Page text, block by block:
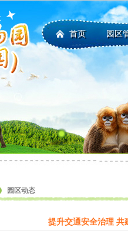
首页 园区
园区动态
提升交通安全治理